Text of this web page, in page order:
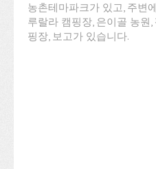
농촌테마파크가 있고, 주변
루랄라 캠핑장, 은이골 농원
핑장, 보고가 있습니다.